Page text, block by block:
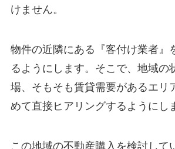
けません。
物件の近隣にある『客付け業者』
るようにします。そこで、地域の
場、そもそも賃貸需要があるエリ
めて直接ヒアリングするようにし
この地域の不動産購入を検討して